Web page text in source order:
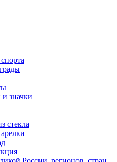
значки
стекла